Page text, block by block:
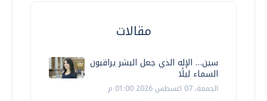
مقالات
سين… الإله الذي جعل البشر يراقبون
السماء ليلًا
الجمعة، 07 اغسطس 2026 01:00 م